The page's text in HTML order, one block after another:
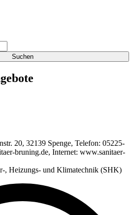
20, 32139 Spenge, Telefon: 05225-
bruning.de, Internet: www.sanitaer-
, Heizungs- und Klimatechnik (SHK)